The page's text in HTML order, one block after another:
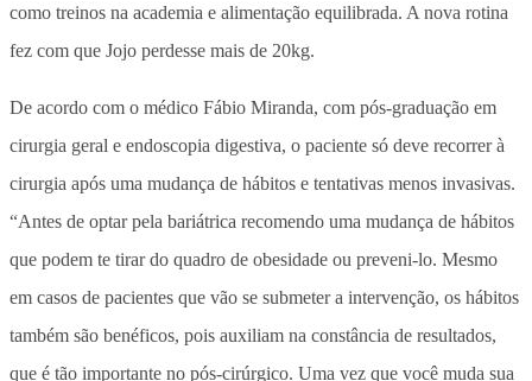
como treinos na academia e alimentação equilibrada. A nova rotina
fez com que Jojo perdesse mais de 20kg.
De acordo com o médico Fábio Miranda, com pós-graduação em
cirurgia geral e endoscopia digestiva, o paciente só deve recorrer à
cirurgia após uma mudança de hábitos e tentativas menos invasivas.
“Antes de optar pela bariátrica recomendo uma mudança de hábitos
que podem te tirar do quadro de obesidade ou preveni-lo. Mesmo
em casos de pacientes que vão se submeter a intervenção, os hábitos
também são benéficos, pois auxiliam na constância de resultados,
que é tão importante no pós-cirúrgico. Uma vez que você muda sua